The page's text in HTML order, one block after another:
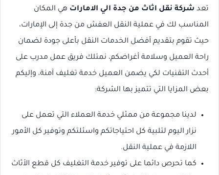
تعد شركة نقل اثاث من جدة الي الامارات هي المكان
المناسب لك في عملية النقل العفش من جدة إلى الإمارات،
حيث تقوم بتقديم أفضل الخدمات النقل بأعلى جودة لضمان
راحة العميل وسلامة أغراضكم، نمتلك فريق عمل مدرب على
أحدث التقنيات لكي يضمن العميل خدمة تغليف آمنة، وإليكم
بعض المزايا التي تتميز بها الشركة:
لدينا مجموعة من ممثلي خدمة العملاء التي تعمل على
نزار اليوم لتلبية كل احتياجاتكم واسئلتكم وتوفير كل الأمور
اللازمة في عملية النقل.
كما تحرص دائما على توفير خدمة التغليف كل قطع الأثاث